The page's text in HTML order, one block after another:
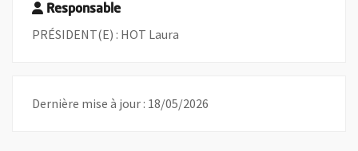
Responsable
PRÉSIDENT(E) : HOT Laura
Dernière mise à jour : 18/05/2026